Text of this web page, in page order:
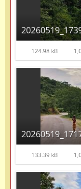
124.98 kB
133.39 kB